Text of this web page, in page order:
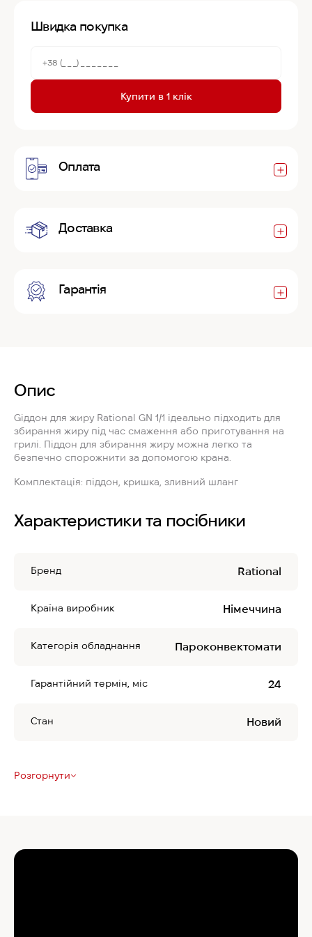
Швидка покупка
Купити в 1 клік
Оплата
Доставка
Гарантія
Опис
Gіддон для жиру Rational GN 1/1 ідеально підходить для
збирання жиру під час смаження або приготування на
грилі. Піддон для збирання жиру можна легко та
безпечно спорожнити за допомогою крана.
Комплектація: піддон, кришка, зливний шланг
Характеристики та посібники
Бренд Rational
Країна виробник Німеччина
Категорія обладнання Пароконвектомати
Гарантійний термін, міс 24
Стан Новий
Розгорнути